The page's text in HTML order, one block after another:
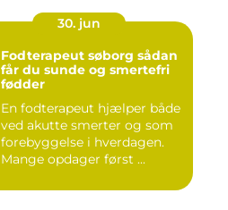
30. jun
Fodterapeut søborg sådan
får du sunde og smertefri
fødder
En fodterapeut hjælper både
ved akutte smerter og som
forebyggelse i hverdagen.
Mange opdager først ...